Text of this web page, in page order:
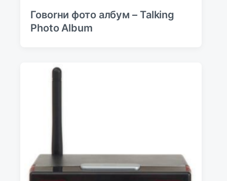
Говоrни фото албум – Talking
Photo Album